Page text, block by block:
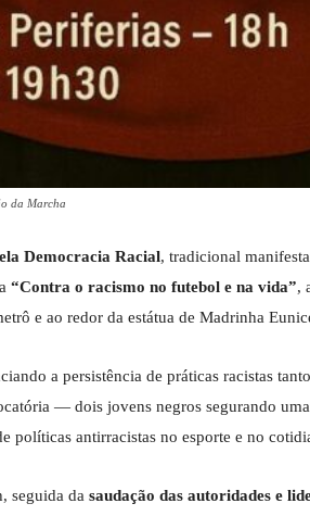
da Marcha
Democracia Racial, tradicional
“Contra o racismo no futebol e na vida”,
e ao redor da estátua de Madrinha
a persistência de práticas racistas
— dois jovens negros segurando
políticas antirracistas no esporte e no
seguida da saudação das autoridades e